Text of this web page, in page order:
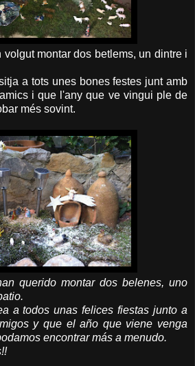
montar dos betlems, un dintre i
a tots unes bones festes junt amb
i que l'any que ve vingui ple de
més sovint.
querido montar dos belenes, uno
a todos unas felices fiestas junto a
y que el año que viene venga
encontrar más a menudo.